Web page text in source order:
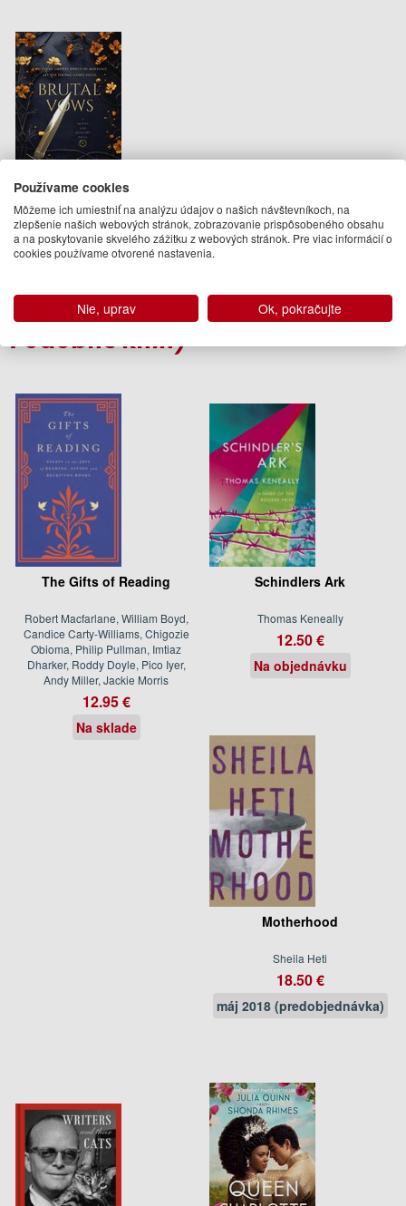
Brutal Vows
J.T. Geissinger
Na sklade
Podobné knihy
The Gifts of Reading
Robert Macfarlane, William Boyd,
Candice Carty-Williams, Chigozie
Obioma, Philip Pullman, Imtiaz
Dharker, Roddy Doyle, Pico Iyer,
Andy Miller, Jackie Morris
12.95 €
Na sklade
Schindlers Ark
Thomas Keneally
12.50 €
Na objednávku
Motherhood
Sheila Heti
18.50 €
máj 2018 (predobjednávka)
Používame cookies
Môžeme ich umiestniť na analýzu údajov o našich návštevníkoch, na
zlepšenie našich webových stránok, zobrazovanie prispôsobeného obsahu
a na poskytovanie skvelého zážitku z webových stránok. Pre viac informácií o
cookies používame otvorené nastavenia.
Nie, uprav Ok, pokračujte